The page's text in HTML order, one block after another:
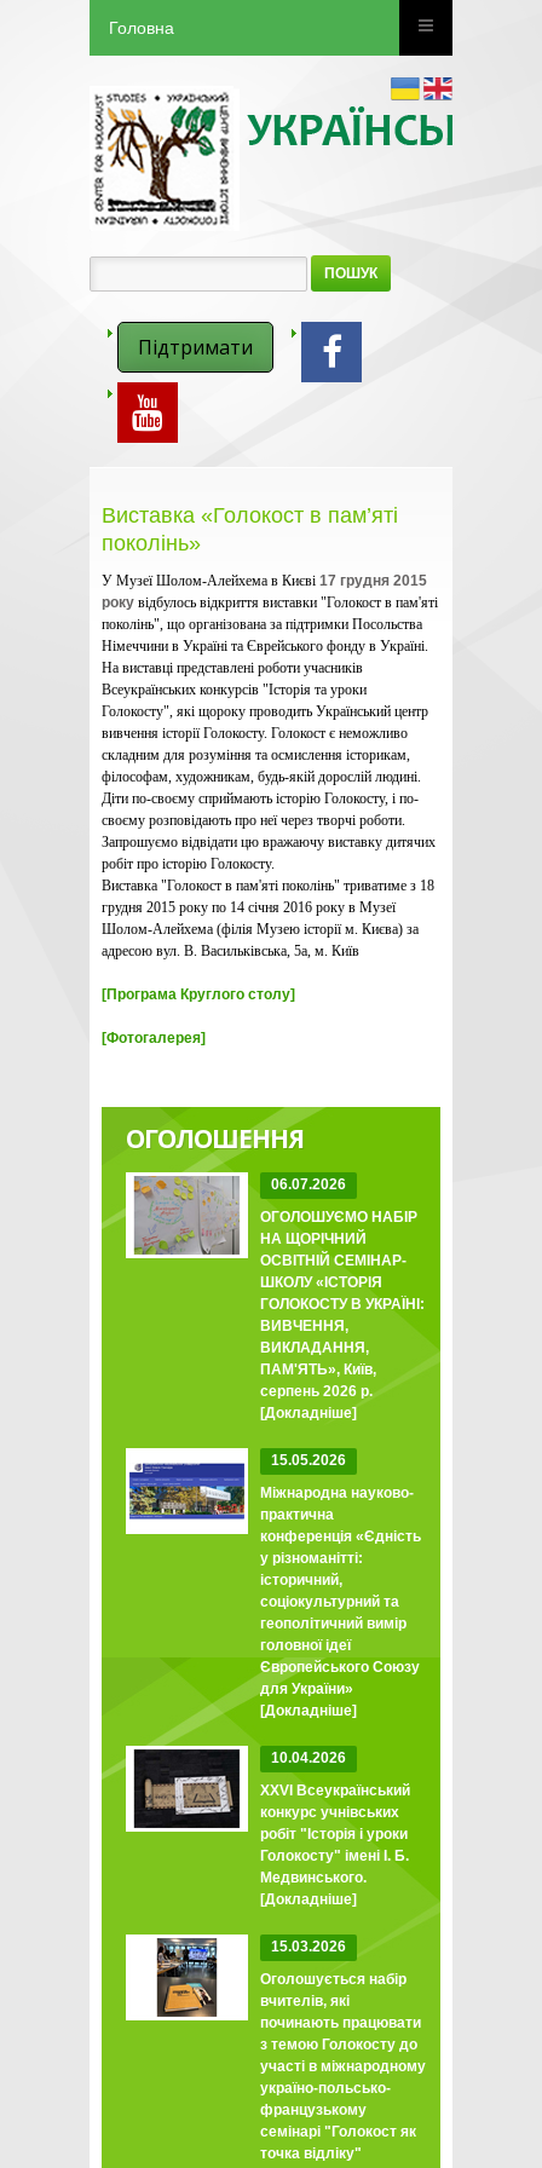
Головна
ПОШУК
Підтримати
Виставка «Голокост в пам’яті
поколінь»
У Музеї Шолом-Алейхема в Києві 17 грудня 2015
року відбулось відкриття виставки "Голокост в пам'яті
поколінь", що організована за підтримки Посольства
Німеччини в Україні та Єврейського фонду в Україні.
На виставці представлені роботи учасників
Всеукраїнських конкурсів "Історія та уроки
Голокосту", які щороку проводить Український центр
вивчення історії Голокосту. Голокост є неможливо
складним для розуміння та осмислення історикам,
філософам, художникам, будь-якій дорослій людині.
Діти по-своєму сприймають історію Голокосту, і по-
своєму розповідають про неї через творчі роботи.
Запрошуємо відвідати цю вражаючу виставку дитячих
робіт про історію Голокосту.
Виставка "Голокост в пам'яті поколінь" триватиме з 18
грудня 2015 року по 14 січня 2016 року в Музеї
Шолом-Алейхема (філія Музею історії м. Києва) за
адресою вул. В. Васильківська, 5а, м. Київ
[Програма Круглого столу]
[Фотогалерея]
ОГОЛОШЕННЯ
06.07.2026
ОГОЛОШУЄМО НАБІР
НА ЩОРІЧНИЙ
ОСВІТНІЙ СЕМІНАР-
ШКОЛУ «ІСТОРІЯ
ГОЛОКОСТУ В УКРАЇНІ:
ВИВЧЕННЯ,
ВИКЛАДАННЯ,
ПАМ'ЯТЬ», Київ,
серпень 2026 р.
[Докладніше]
15.05.2026
Міжнародна науково-
практична
конференція «Єдність
у різноманітті:
історичний,
соціокультурний та
геополітичний вимір
головної ідеї
Європейського Союзу
для України»
[Докладніше]
10.04.2026
XXVI Всеукраїнський
конкурс учнівських
робіт "Історія і уроки
Голокосту" імені І. Б.
Медвинського.
[Докладніше]
15.03.2026
Оголошується набір
вчителів, які
починають працювати
з темою Голокосту до
участі в міжнародному
україно-польсько-
французькому
семінарі "Голокост як
точка відліку"